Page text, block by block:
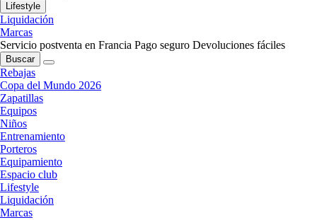
Lifestyle
Liquidación
Marcas
Servicio postventa en Francia Pago seguro Devoluciones fáciles
Buscar
Rebajas
Copa del Mundo 2026
Zapatillas
Equipos
Niños
Entrenamiento
Porteros
Equipamiento
Espacio club
Lifestyle
Liquidación
Marcas